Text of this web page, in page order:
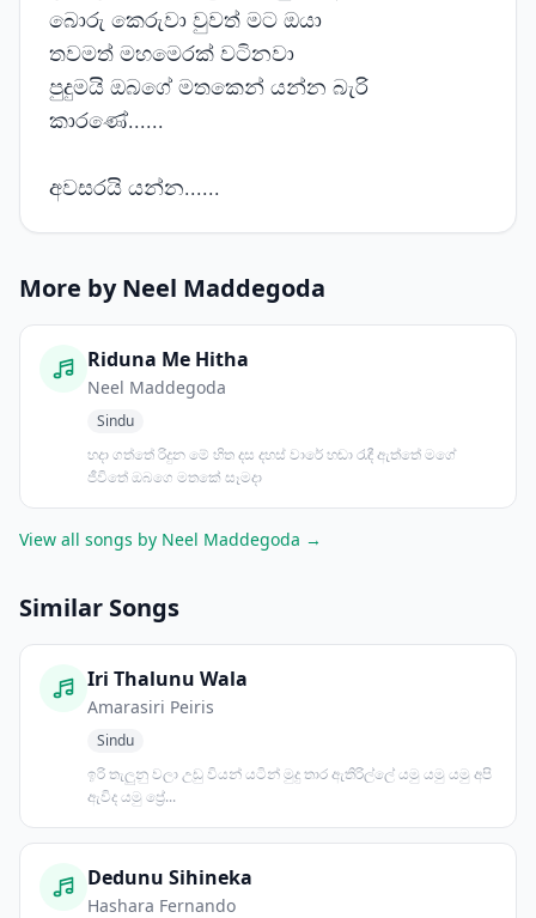
බොරු කෙරුවා වුවත් මට ඔයා
තවමත් මහමෙරක් වටිනවා
පුදුමයි ඔබගේ මතකෙන් යන්න බැරි
කාරණේ......
අවසරයි යන්න......
More by Neel Maddegoda
Riduna Me Hitha
Neel Maddegoda
Sindu
හදා ගත්තේ රිදුන මේ හිත දස දහස් වාරේ හඬා රැඳී ඇත්තේ මගේ
ජීවිතේ ඔබගෙ මතකේ සෑමදා
View all songs by Neel Maddegoda →
Similar Songs
Iri Thalunu Wala
Amarasiri Peiris
Sindu
ඉරි තැලුනු වලා උඩු වියන් යටින් මුදු තාර ඇතිරිල්ලේ යමු යමු යමු අපි
ඇවිද යමු ප්‍රේ...
Dedunu Sihineka
Hashara Fernando